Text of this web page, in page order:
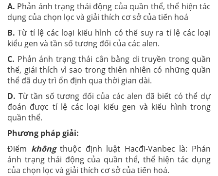
A. Phản ánh trạng thái động của quần thể, thể hiện tác
dụng của chọn lọc và giải thích cơ sở của tiến hoá
B.Từ tỉ lệ các loại kiểu hình có thể suy ra tỉ lệ các loại
kiểu gen và tần số tương đối của các alen.
C. Phản ánh trạng thái cân bằng di truyền trong quần
thể, giải thích vì sao trong thiên nhiên có những quần
thể đã duy trì ổn định qua thời gian dài.
D. Từ tần số tương đối của các alen đã biết có thể dự
đoán được tỉ lệ các loại kiểu gen và kiểu hình trong
quần thể.
Phương pháp giải:
Điểm khôngthuộc định luật Hacđi-Vanbec là: Phản
ánh trạng thái động của quần thể, thể hiện tác dụng
của chọn lọc và giải thích cơ sở của tiến hoá.